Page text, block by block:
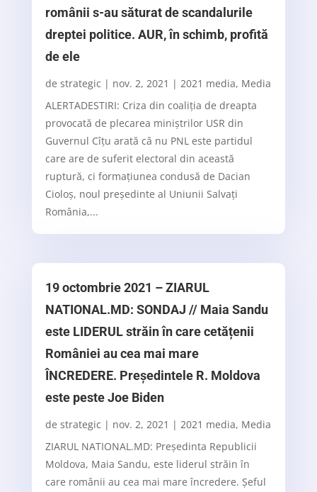
românii s-au săturat de scandalurile
dreptei politice. AUR, în schimb, profită
de ele
de strategic | nov. 2, 2021 | 2021 media, Media
ALERTADESTIRI: Criza din coaliția de dreapta
provocată de plecarea miniștrilor USR din
Guvernul Cîțu arată că nu PNL este partidul
care are de suferit electoral din această
ruptură, ci formațiunea condusă de Dacian
Cioloș, noul președinte al Uniunii Salvați
România,...
19 octombrie 2021 – ZIARUL
NATIONAL.MD: SONDAJ // Maia Sandu
este LIDERUL străin în care cetățenii
României au cea mai mare
ÎNCREDERE. Președintele R. Moldova
este peste Joe Biden
de strategic | nov. 2, 2021 | 2021 media, Media
ZIARUL NATIONAL.MD: Președinta Republicii
Moldova, Maia Sandu, este liderul străin în
care românii au cea mai mare încredere. Șeful